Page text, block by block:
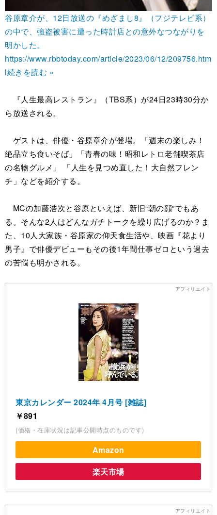
谷原章介が、12日放送の『めざまし8』（フジテレビ系）
の中で、強盗被害に遭った時計店との意外なつながりを
明かした。
https://www.rbbtoday.com/article/2023/06/12/209756.htm
l続きを読む »
『人生最高レストラン』（TBS系）が24日23時30分か
ら放送される。
ゲストは、俳優・谷原章介が登場。「週末の楽しみ！
絶品立ち食いそば」「青春の味！昭和レトロ老舗喫茶店
の名物グルメ」 「人生を見つめ直した！大自然フレン
チ」などを紹介する。
MCの加藤浩次と谷原といえば、新旧“朝の顔”でもあ
る。そんな2人はどんなガチトークを繰り広げるのか？ま
た、10人大家族・谷原家の仰天食生活や、映画『花より
男子』で俳優デビューもその後1年間仕事ゼロという過去
の苦悩も明かされる。
東京カレンダー 2024年 4月号 [雑誌]
￥891
(価格・在庫状況は記事公開時点のものです)
Amazon
楽天市場